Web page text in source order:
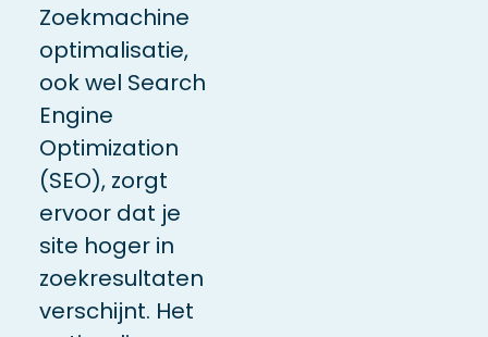
Zoekmachine
optimalisatie,
ook wel Search
Engine
Optimization
(SEO), zorgt
ervoor dat je
site hoger in
zoekresultaten
verschijnt. Het